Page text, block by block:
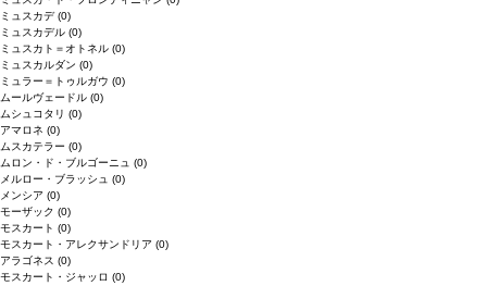
ミュスカデ(0)
ミュスカデル (0)
ミュスカト＝オトネル (0)
ミュスカルダン (0)
ミュラー＝トゥルガウ (0)
ムールヴェードル (0)
ムシュコタリ (0)
アマロネ (0)
ムスカテラー (0)
ムロン・ド・ブルゴーニュ (0)
メルロー・ブラッシュ (0)
メンシア (0)
モーザック (0)
モスカート (0)
モスカート・アレクサンドリア (0)
アラゴネス (0)
モスカート・ジャッロ (0)